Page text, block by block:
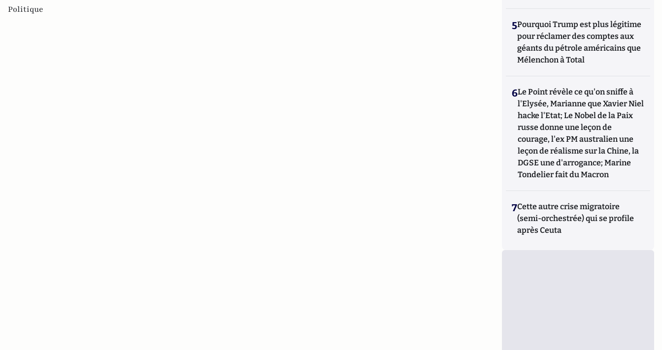
Politique
5Pourquoi Trump est plus légitime
pour réclamer des comptes aux
géants du pétrole américains que
Mélenchon à Total
6Le Point révèle ce qu'on sniffe à
l'Elysée, Marianne que Xavier Niel
hacke l'Etat; Le Nobel de la Paix
russe donne une leçon de
courage, l'ex PM australien une
leçon de réalisme sur la Chine, la
DGSE une d'arrogance; Marine
Tondelier fait du Macron
7Cette autre crise migratoire
(semi-orchestrée) qui se profile
après Ceuta